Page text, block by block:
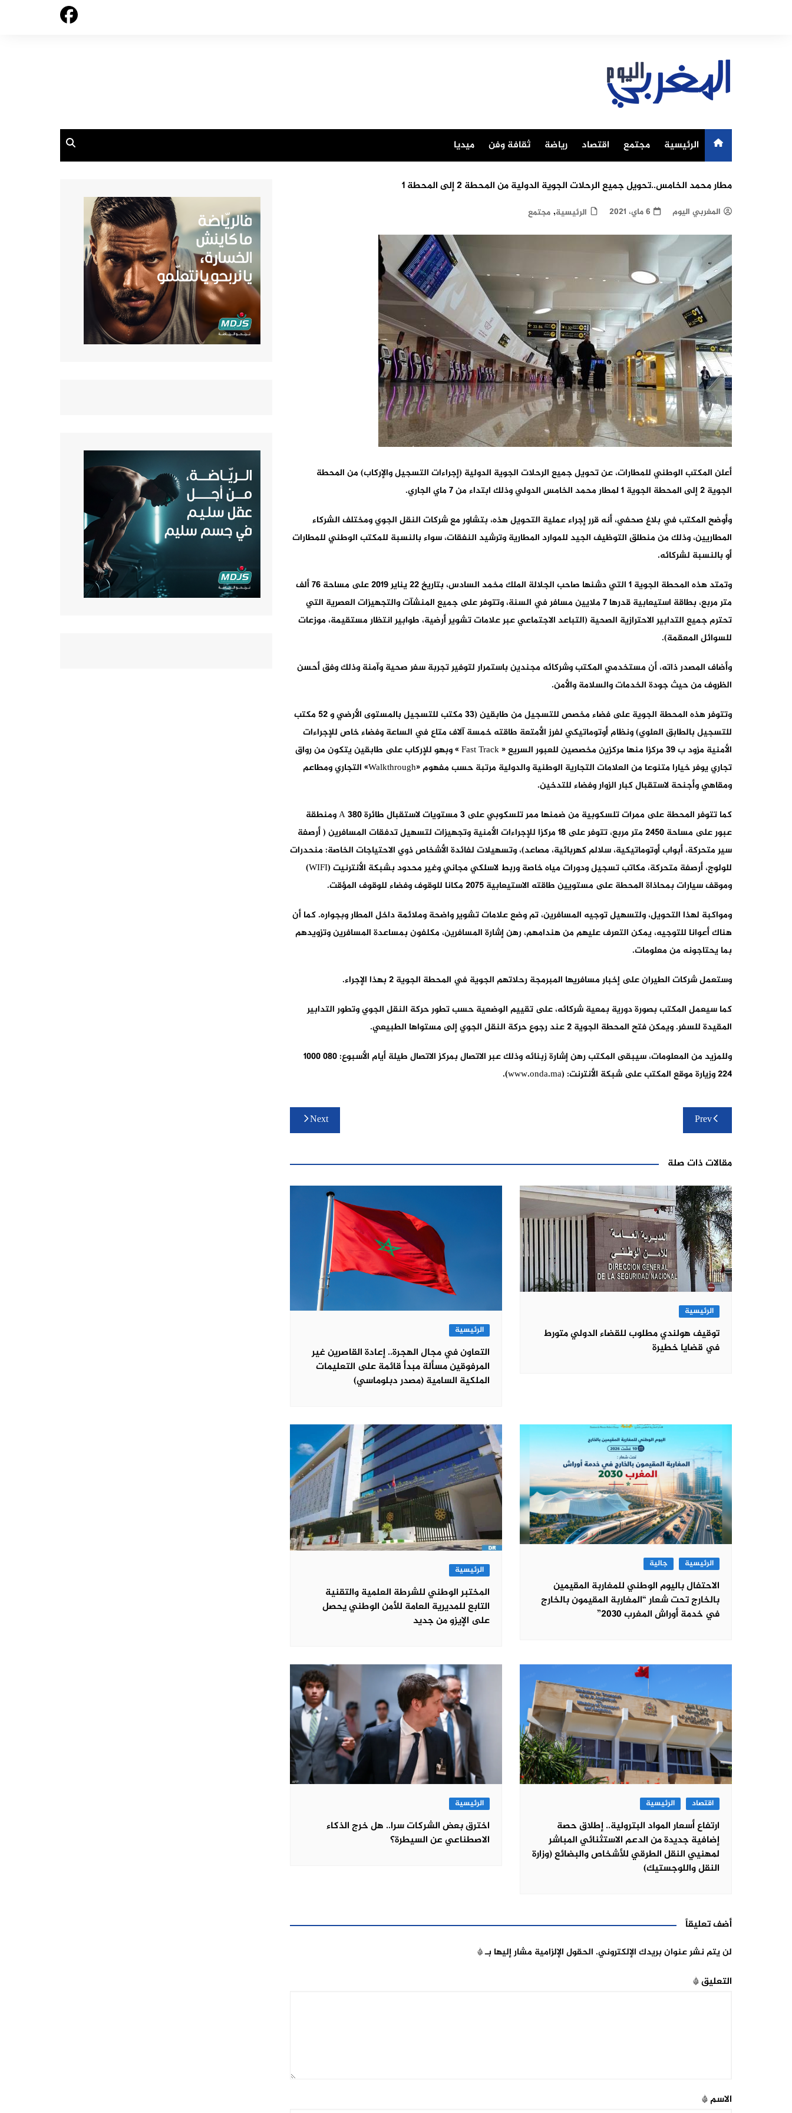
الرئيسية مجتمع اقتصاد رياضة ثقافة وفن ميديا
مطار محمد الخامس..تحويل جميع الرحلات الجوية الدولية من المحطة 2 إلى المحطة 1
المغربي اليوم 6 ماي، 2021 الرئيسية, مجتمع
أعلن المكتب الوطني للمطارات، عن تحويل جميع الرحلات الجوية الدولية (إجراءات التسجيل والإركاب) من المحطة
الجوية 2 إلى المحطة الجوية 1 لمطار محمد الخامس الدولي وذلك ابتداء من 7 ماي الجاري.
وأوضح المكتب في بلاغ صحفي، أنه قرر إجراء عملية التحويل هذه، بتشاور مع شركات النقل الجوي ومختلف الشركاء
المطاريين، وذلك من منطلق التوظيف الجيد للموارد المطارية وترشيد النفقات، سواء بالنسبة للمكتب الوطني للمطارات
أو بالنسبة لشركائه.
وتمتد هذه المحطة الجوية 1 التي دشنها صاحب الجلالة الملك مخمد السادس، بتاريخ 22 يناير 2019 على مساحة 76 ألف
متر مربع، بطاقة استيعابية قدرها 7 ملايين مسافر في السنة، وتتوفر على جميع المنشآت والتجهيزات العصرية التي
تحترم جميع التدابير الاحترازية الصحية (التباعد الاجتماعي عبر علامات تشوير أرضية، طوابير انتظار مستقيمة، موزعات
للسوائل المعقمة).
وأضاف المصدر ذاته، أن مستخدمي المكتب وشركائه مجندين باستمرار لتوفير تجربة سفر صحية وآمنة وذلك وفق أحسن
الظروف من حيث جودة الخدمات والسلامة والأمن.
وتتوفر هذه المحطة الجوية على فضاء مخصص للتسجيل من طابقين (33 مكتب للتسجيل بالمستوى الأرضي و 52 مكتب
للتسجيل بالطابق العلوي) ونظام أوتوماتيكي لفرز الأمتعة طاقته خمسة آلاف متاع في الساعة وفضاء خاص للإجراءات
الأمنية مزود ب 39 مركزا منها مركزين مخصصين للعبور السريع « Fast Track » وبهو للإركاب على طابقين يتكون من رواق
تجاري يوفر خيارا متنوعا من العلامات التجارية الوطنية والدولية مرتبة حسب مفهوم «Walkthrough» التجاري ومطاعم
ومقاهي وأجنحة لاستقبال كبار الزوار وفضاء للتدخين.
كما تتوفر المحطة على ممرات تلسكوبية من ضمنها ممر تلسكوبي على 3 مستويات لاستقبال طائرة A 380 ومنطقة
عبور على مساحة 2450 متر مربع، تتوفر على 18 مركزا للإجراءات الأمنية وتجهيزات لتسهيل تدفقات المسافرين ( أرصفة
سير متحركة، أبواب أوتوماتيكية، سلالم كهربائية، مصاعد)، وتسهيلات لفائدة الأشخاص ذوي الاحتياجات الخاصة: منحدرات
للولوج، أرصفة متحركة، مكاتب تسجيل ودورات مياه خاصة وربط لاسلكي مجاني وغير محدود بشبكة الأنترنيت (WIFI)
وموقف سيارات بمحاذاة المحطة على مستويين طاقته الاستيعابية 2075 مكانا للوقوف وفضاء للوقوف المؤقت.
ومواكبة لهذا التحويل، ولتسهيل توجيه المسافرين، تم وضع علامات تشوير واضحة وملائمة داخل المطار وبجواره. كما أن
هناك أعوانا للتوجيه، يمكن التعرف عليهم من هندامهم، رهن إشارة المسافرين، مكلفون بمساعدة المسافرين وتزويدهم
بما يحتاجونه من معلومات.
وستعمل شركات الطيران على إخبار مسافريها المبرمجة رحلاتهم الجوية في المحطة الجوية 2 بهذا الإجراء.
كما سيعمل المكتب بصورة دورية بمعية شركائه، على تقييم الوضعية حسب تطور حركة النقل الجوي وتطور التدابير
المقيدة للسفر. ويمكن فتح المحطة الجوية 2 عند رجوع حركة النقل الجوي إلى مستواها الطبيعي.
وللمزيد من المعلومات، سيبقى المكتب رهن إشارة زبنائه وذلك عبر الاتصال بمركز الاتصال طيلة أيام الأسبوع: 080 1000
224 وزيارة موقع المكتب على شبكة الأنترنت: (www.onda.ma).
تصفّح
المقالات
Prev
Next
مقالات ذات صلة
الرئيسية
توقيف هولندي مطلوب للقضاء الدولي متورط
في قضايا خطيرة
الرئيسية
التعاون في مجال الهجرة.. إعادة القاصرين غير
المرفوقين مسألة مبدأ قائمة على التعليمات
الملكية السامية (مصدر دبلوماسي)
الرئيسية جالية
الاحتفال باليوم الوطني للمغاربة المقيمين
بالخارج تحت شعار “المغاربة المقيمون بالخارج
في خدمة أوراش المغرب 2030”
الرئيسية
المختبر الوطني للشرطة العلمية والتقنية
التابع للمديرية العامة للأمن الوطني يحصل
على الإيزو من جديد
اقتصاد الرئيسية
ارتفاع أسعار المواد البترولية.. إطلاق حصة
إضافية جديدة من الدعم الاستثنائي المباشر
لمهنيي النقل الطرقي للأشخاص والبضائع (وزارة
النقل واللوجستيك)
الرئيسية
اخترق بعض الشركات سرا.. هل خرج الذكاء
الاصطناعي عن السيطرة؟
أضف تعليقاً
لن يتم نشر عنوان بريدك الإلكتروني. الحقول الإلزامية مشار إليها بـ*
التعليق*
الاسم*